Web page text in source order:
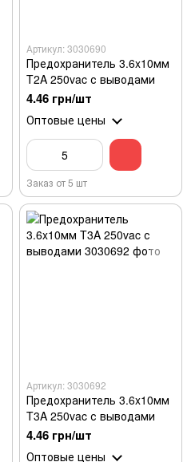
Артикул: 3030690
Предохранитель 3.6x10мм
T2A 250vac с выводами
4.46 грн/шт
Оптовые цены
Заказ от 5 шт
Артикул: 3030692
Предохранитель 3.6x10мм
T3A 250vac с выводами
4.46 грн/шт
Оптовые цены